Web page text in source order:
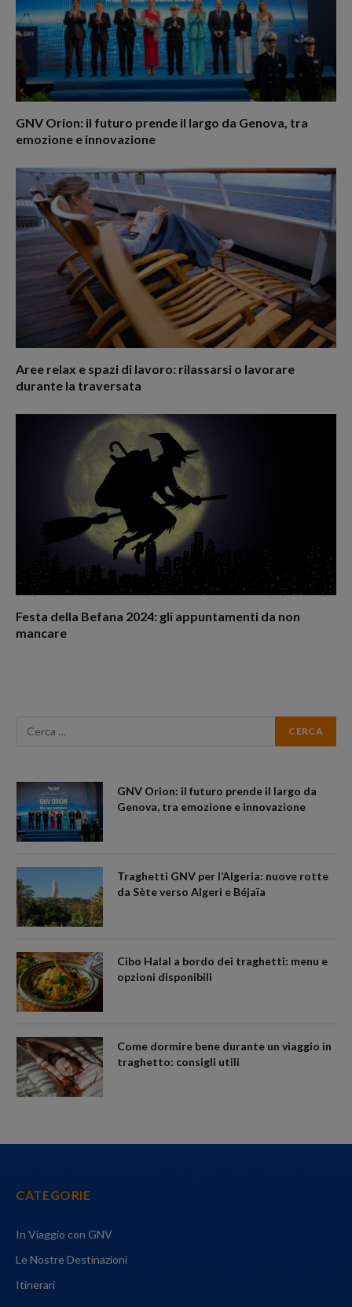
GNV Orion: il futuro prende il largo da Genova, tra
emozione e innovazione
Aree relax e spazi di lavoro: rilassarsi o lavorare
durante la traversata
Festa della Befana 2024: gli appuntamenti da non
mancare
GNV Orion: il futuro prende il largo da
Genova, tra emozione e innovazione
Traghetti GNV per l’Algeria: nuove rotte
da Sète verso Algeri e Béjaïa
Cibo Halal a bordo dei traghetti: menu e
opzioni disponibili
Come dormire bene durante un viaggio in
traghetto: consigli utili
CATEGORIE
In Viaggio con GNV
Le Nostre Destinazioni
Itinerari